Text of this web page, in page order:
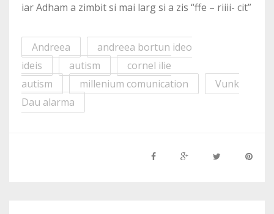
iar Adham a zimbit si mai larg si a zis “ffe – riiii- cit”
Andreea
andreea bortun ideo
ideis
autism
cornel ilie
autism
millenium comunication
Vunk
Dau alarma